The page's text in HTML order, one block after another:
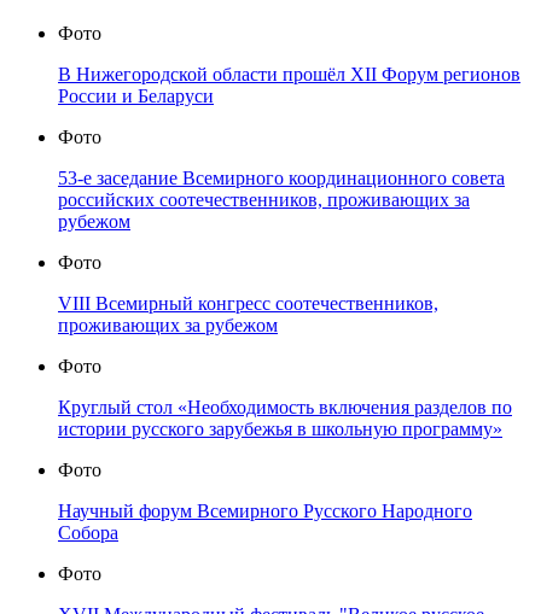
Фото
В Нижегородской области прошёл XII Форум регионов
России и Беларуси
Фото
53-е заседание Всемирного координационного совета
российских соотечественников, проживающих за
рубежом
Фото
VIII Всемирный конгресс соотечественников,
проживающих за рубежом
Фото
Круглый стол «Необходимость включения разделов по
истории русского зарубежья в школьную программу»
Фото
Научный форум Всемирного Русского Народного
Собора
Фото